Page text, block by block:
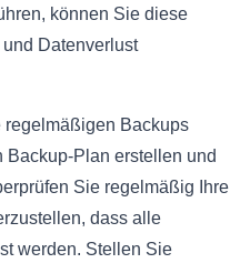
können Sie diese
Datenverlust
regelmäßigen Backups
Plan erstellen und
Sie regelmäßig Ihre
dass alle
werden. Stellen Sie